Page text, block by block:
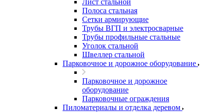
Лист стальной
Полоса стальная
Сетки армирующие
Трубы ВГП и электросварные
Трубы профильные стальные
Уголок стальной
Швеллер стальной
Парковочное и дорожное оборудование
Парковочное и дорожное
оборудование
Парковочные ограждения
Пиломатериалы и отделка деревом